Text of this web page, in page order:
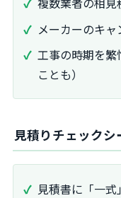
メーカーのキ
工事の時期を
ことも）
見積りチェックシ
見積書に「一